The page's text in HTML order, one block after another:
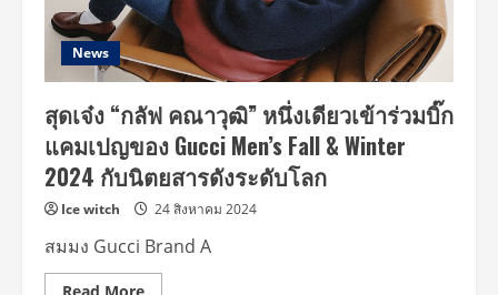
News
สุดเจ๋ง “กลัฟ คณาวุฒิ” หนึ่งเดียวเข้าร่วมบิ๊ก
แคมเปญของ Gucci Men’s Fall & Winter
2024 กับนิตยสารดังระดับโลก
Ice witch 24 สิงหาคม 2024
สมมง Gucci Brand A
Read